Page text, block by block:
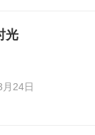
光
24日